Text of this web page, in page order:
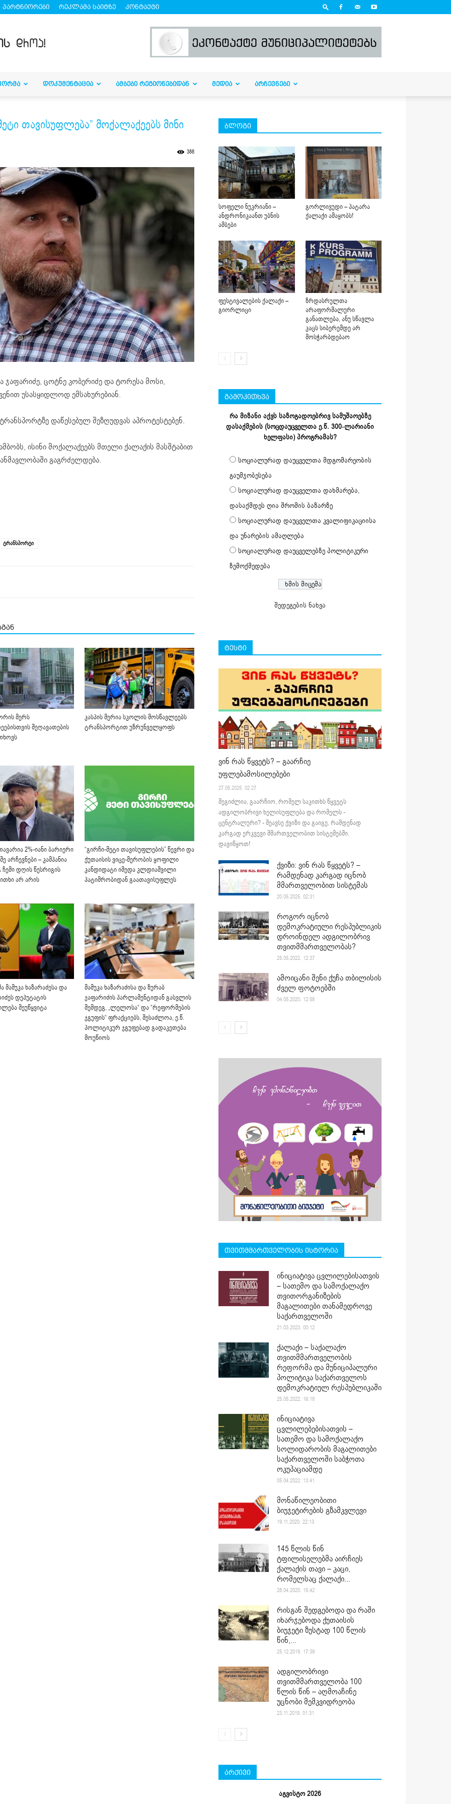
პარტნიორები რეკლამა საიტზე კონტაქტი
ᲓᲝᲙᲣᲛᲔᲜᲢᲐᲪᲘᲐ ᲐᲛᲑᲔᲑᲘ ᲠᲔᲒᲘᲝᲜᲔᲑᲘᲓᲐᲜ ᲛᲔᲓᲘᲐ ᲐᲠᲩᲔᲕᲜᲔᲑᲘ
თავისუფლება” მოქალაქეებს მინი
388
ჯაფარიძე, ცოტნე კობერიძე და ტორესა მოსი,
უსასყიდლოდ ემსახურებიან.
დაწესებულ შეზღუდვას აპროტესტებენ.
ისინი მოქალაქეებს მთელი ქალაქის მასშტაბით
გაგრძელდება.
ტრანსპორტი
მერს
შეღავათების
კასპის მერია სკოლის მოსწავლეებს
ტრანსპორტით უზრუნველყოფს
2%-იანი ბარიერი
არჩევნები – კამპანია
ჩემი დღის წესრიგის
არ არის
“გირჩი-მეტი თავისუფლების” წევრი და
ქუთაისის ვიცე-მერობის ყოფილი
კანდიდატი იმედა კლდიაშვილი
პატიმრობიდან გაათავისუფლეს
მამუკა ხაზარაძესა და
დეპუტატის
შეუწყვიტა
მამუკა ხაზარაძისა და ზურაბ
ჯაფარიძის პარლამენტიდან გასვლის
შემდეგ, „ლელოსა“ და “რეფორმების
ჯგუფის“ ფრაქციებს, შესაძლოა, ე.წ.
პოლიტიკურ ჯგუფებად გადაკეთება
მოუწიოს
ბლოგი
სოფელი ნუკრიანი –
ანდრონიკაანთ უბნის
ამბები
გორლივუდი – პატარა
ქალაქი ამაყობს!
ფესტივალების ქალაქი –
გიორლიცი
ზრდასრულთა
არაფორმალური
განათლება, ანუ სწავლა
კაცს სიბერემდე არ
მოსჭარბდებაო
გამოკითხვა
რა მიზანი აქვს საზოგადოებრივ სამუშაოებზე
დასაქმების (სოცდაუცველთა ე.წ. 300-ლარიანი
ხელფასი) პროგრამას?
სოციალურად დაუცველთა მდგომარეობის
გაუმჯობესება
სოციალურად დაუცველთა დახმარება,
დასაქმდეს ღია შრომის ბაზარზე
სოციალურად დაუცველთა კვალიფიკაციისა
და უნარების ამაღლება
სოციალურად დაუცველებზე პოლიტიკური
ზემოქმედება
შედეგების ნახვა
ტესტი
ვინ რას წყვეტს? – გაარჩიე
უფლებამოსილებები
27.05.2025. 02:27
შეგიძლია, გაარჩიო, რომელ საკითხს წყვეტს
ადგილობრივი ხელისუფლება და რომელს -
ცენტრალური? - შეავსე ქვიზი და გაიგე, რამდენად
კარგად ერკვევი მმართველობით სისტემებში.
დავიწყოთ!
ქვიზი: ვინ რას წყვეტს? –
რამდენად კარგად იცნობ
მმართველობით სისტემას
20.05.2025. 02:31
როგორ იცნობ
დემოკრატიული რესპუბლიკის
დროინდელ ადგილობრივ
თვითმმართველობას?
25.05.2022. 12:37
ამოიცანი შენი ქუჩა თბილისის
ძველ ფოტოებში
04.05.2020. 12:58
თვითმმართველობის ისტორია
ინიციატივა ცვლილებისათვის
– სათემო და სამოქალაქო
თვითორგანიზების
მაგალითები თანამედროვე
საქართველოში
21.03.2023. 00:12
ქალაქი – საქალაქო
თვითმმართველობის
რეფორმა და მუნიციპალური
პოლიტიკა საქართველოს
დემოკრატიულ რესპუბლიკაში
25.05.2022. 16:18
ინიციატივა
ცვლილებებისათვის –
სათემო და სამოქალაქო
სოლიდარობის მაგალითები
საქართველოში საბჭოთა
ოკუპაციამდე
05.04.2022. 13:41
მონაწილეობითი
ბიუჯეტირების გზამკვლევი
19.11.2020. 22:13
145 წლის წინ
ტფილისელებმა აირჩიეს
ქალაქის თავი – კაცი,
რომელსაც ქალაქი...
28.04.2020. 15:42
რისგან შედგებოდა და რაში
იხარჯებოდა ქუთაისის
ბიუჯეტი ზუსტად 100 წლის
წინ,...
25.12.2019. 17:39
ადგილობრივი
თვითმმართველობა 100
წლის წინ – აღმოაჩინე
უცნობი მემკვიდრეობა
23.11.2019. 01:31
არქივი
აგვისტო 2026